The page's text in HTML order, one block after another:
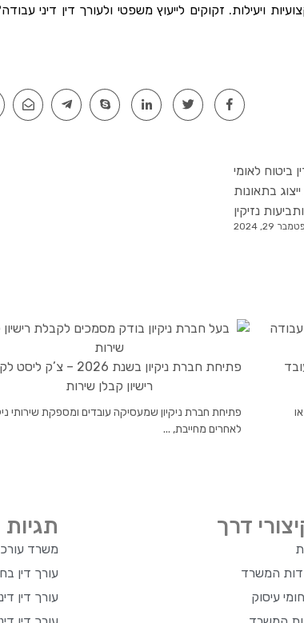
ביטוח לאומי
בתאונות
נזיקין
29, 2024
פתיחת חברת ניקיון בשנת 2026 –
רישיון קבלן שירות
פתיחת חברת ניקיון שמעסיקה עובדים ומספקת שירותי
לאחרים מחייבת, ...
דרך
המשרד
עיסוק
תגיות
משרד
עורך דין
עורך דין